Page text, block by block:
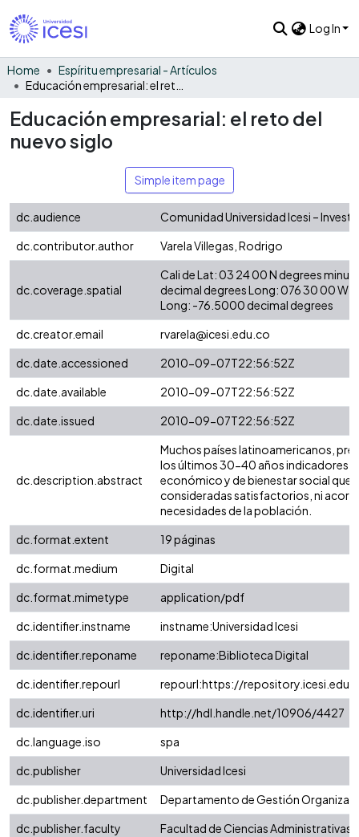
Log In
Home
Espíritu empresarial - Artículos
Educación empresarial: el reto del
nuevo siglo
Simple item page
dc.audience
Comunidad Universidad Icesi –
dc.contributor.author
Varela Villegas, Rodrigo
dc.coverage.spatial
Cali de Lat: 03 24 00 N degrees
decimal degrees Long: 076 30 00 W
Long: -76.5000 decimal degrees
dc.creator.email
rvarela@icesi.edu.co
dc.date.accessioned
2010-09-07T22:56:52Z
dc.date.available
2010-09-07T22:56:52Z
dc.date.issued
2010-09-07T22:56:52Z
dc.description.abstract
Muchos países latinoamericanos,
los últimos 30-40 años indicadores
económico y de bienestar social que
consideradas satisfactorios, ni
necesidades de la población.
dc.format.extent
19 páginas
dc.format.medium
Digital
dc.format.mimetype
application/pdf
dc.identifier.instname
instname:Universidad Icesi
dc.identifier.reponame
reponame:Biblioteca Digital
dc.identifier.repourl
repourl:https://
dc.identifier.uri
http://hdl.handle.net/10906/4427
dc.language.iso
spa
dc.publisher
Universidad Icesi
dc.publisher.department
Departamento de Gestión
dc.publisher.faculty
Facultad de Ciencias Administrativas